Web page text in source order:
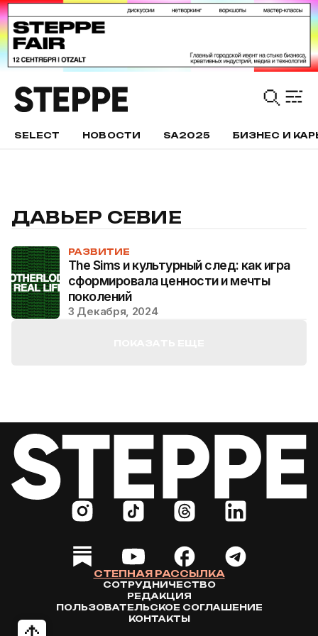
SELECT НОВОСТИ SA2025 БИЗНЕС И
ДАВЬЕР СЕВИЕ
РАЗВИТИЕ
The Sims и культурный след: как игра
сформировала ценности и мечты
поколений
3 Декабря, 2024
СТЕПНАЯ РАССЫЛКА
СОТРУДНИЧЕСТВО
РЕДАКЦИЯ
ПОЛЬЗОВАТЕЛЬСКОЕ СОГЛАШЕНИЕ
КОНТАКТЫ